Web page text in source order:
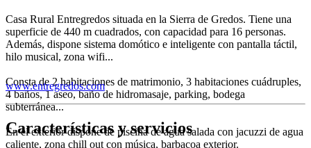
Casa Rural Entregredos situada en la Sierra de Gredos. Tiene una
superficie de 440 m cuadrados, con capacidad para 16 personas.
Además, dispone sistema domótico e inteligente con pantalla táctil,
hilo musical, zona wifi...
Consta de 2 habitaciones de matrimonio, 3 habitaciones cuádruples,
4 baños, 1 aseo, baño de hidromasaje, parking, bodega
subterránea...
En el exterior dispone de piscina de agua salada con jacuzzi de agua
caliente, zona chill out con música, barbacoa exterior.
www.entregredos.com
Características y servicios